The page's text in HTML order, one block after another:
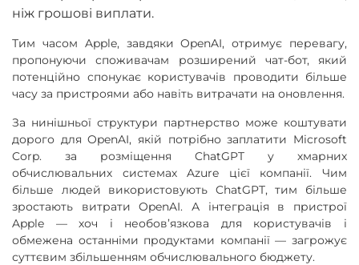
ніж грошові виплати.
Тим часом Apple, завдяки OpenAI, отримує перевагу,
пропонуючи споживачам розширений чат-бот, який
потенційно спонукає користувачів проводити більше
часу за пристроями або навіть витрачати на оновлення.
За нинішньої структури партнерство може коштувати
дорого для OpenAI, якій потрібно заплатити Microsoft
Corp. за розміщення ChatGPT у хмарних
обчислювальних системах Azure цієї компанії. Чим
більше людей використовують ChatGPT, тим більше
зростають витрати OpenAI. А інтеграція в пристрої
Apple — хоч і необов’язкова для користувачів і
обмежена останніми продуктами компанії — загрожує
суттєвим збільшенням обчислювального бюджету.